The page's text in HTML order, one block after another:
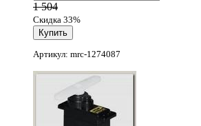
1 504
Скидка 33%
Артикул: mrc-1274087